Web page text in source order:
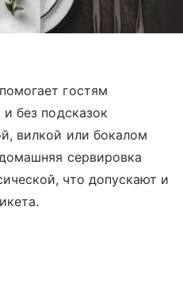
гостям
и без подсказок
вилкой или бокалом
сервировка
что допускают и